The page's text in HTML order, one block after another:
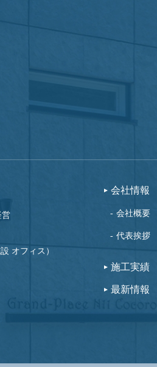
営
オフィス）
会社情報
会社概要
代表挨拶
施工実績
最新情報